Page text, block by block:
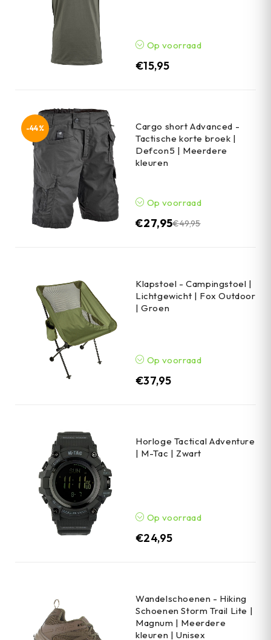
Op voorraad
€15,95
-44%
Cargo short Advanced -
Tactische korte broek |
Defcon5 | Meerdere
kleuren
Op voorraad
€49,95
€27,95
Klapstoel - Campingstoel |
Lichtgewicht | Fox Outdoor
| Groen
Op voorraad
€37,95
Horloge Tactical Adventure
| M-Tac | Zwart
Op voorraad
€24,95
Wandelschoenen - Hiking
Schoenen Storm Trail Lite |
Magnum | Meerdere
kleuren | Unisex